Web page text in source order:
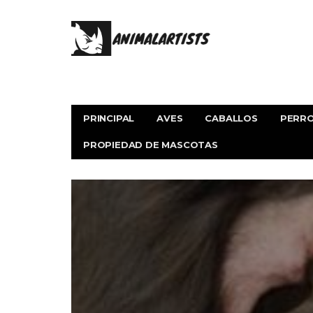
PRINCIPAL AVES CABALLOS
PROPIEDAD DE MASCOTAS